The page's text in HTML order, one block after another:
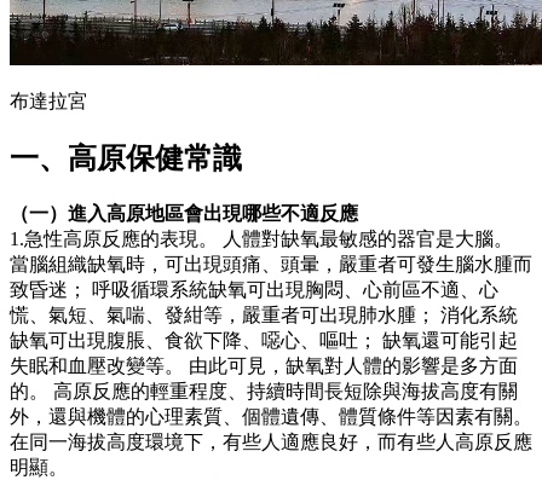
布達拉宮
一、高原保健常識
（一）進入高原地區會出現哪些不適反應
1.急性高原反應的表現。 人體對缺氧最敏感的器官是大腦。
當腦組織缺氧時，可出現頭痛、頭暈，嚴重者可發生腦水腫而
致昏迷； 呼吸循環系統缺氧可出現胸悶、心前區不適、心
慌、氣短、氣喘、發紺等，嚴重者可出現肺水腫； 消化系統
缺氧可出現腹脹、食欲下降、噁心、嘔吐； 缺氧還可能引起
失眠和血壓改變等。 由此可見，缺氧對人體的影響是多方面
的。 高原反應的輕重程度、持續時間長短除與海拔高度有關
外，還與機體的心理素質、個體遺傳、體質條件等因素有關。
在同一海拔高度環境下，有些人適應良好，而有些人高原反應
明顯。